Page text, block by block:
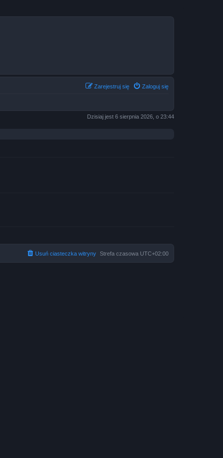
Zaloguj się
Zarejestruj się
Dzisiaj jest 6 sierpnia 2026, o 23:44
Strefa czasowa UTC+02:00
Usuń ciasteczka witryny